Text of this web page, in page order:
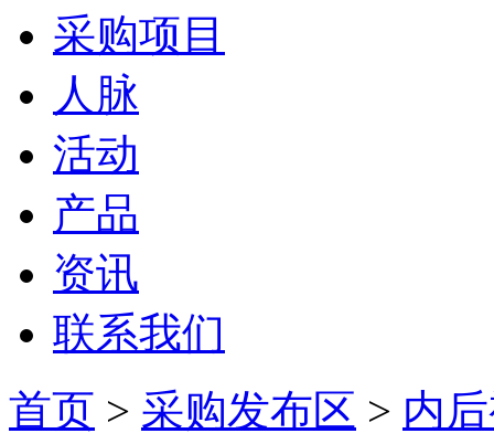
采购项目
人脉
活动
产品
资讯
联系我们
首页 > 采购发布区 > 内